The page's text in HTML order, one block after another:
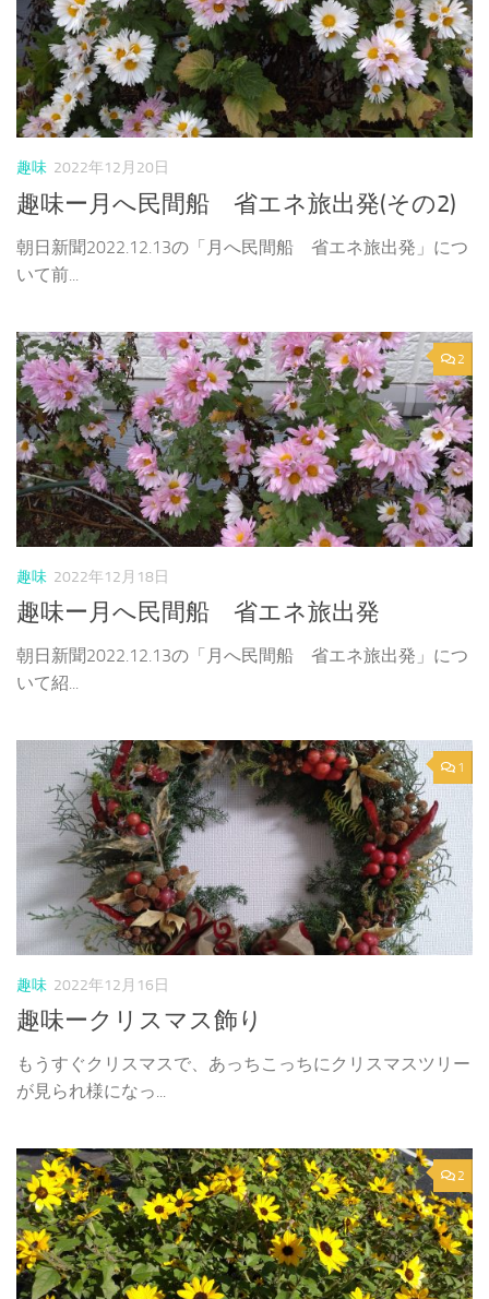
趣味 2022年12月20日
趣味ー月へ民間船 省エネ旅出発(その2)
朝日新聞2022.12.13の「月へ民間船 省エネ旅出発」につ
いて前...
2
趣味 2022年12月18日
趣味ー月へ民間船 省エネ旅出発
朝日新聞2022.12.13の「月へ民間船 省エネ旅出発」につ
いて紹...
1
趣味 2022年12月16日
趣味ークリスマス飾り
もうすぐクリスマスで、あっちこっちにクリスマスツリー
が見られ様になっ...
2